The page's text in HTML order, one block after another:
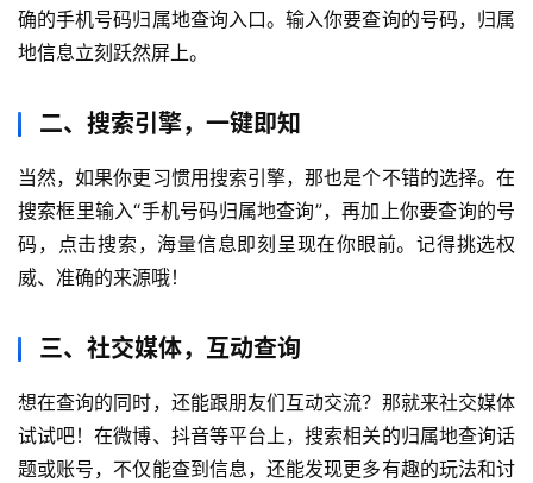
首
确的手机号码归属地查询入口。输入你要查询的号码，归属
地信息立刻跃然屏上。
二、搜索引擎，一键即知
当然，如果你更习惯用搜索引擎，那也是个不错的选择。在
搜索框里输入“手机号码归属地查询”，再加上你要查询的号
码，点击搜索，海量信息即刻呈现在你眼前。记得挑选权
威、准确的来源哦！
三、社交媒体，互动查询
想在查询的同时，还能跟朋友们互动交流？那就来社交媒体
试试吧！在微博、抖音等平台上，搜索相关的归属地查询话
题或账号，不仅能查到信息，还能发现更多有趣的玩法和讨